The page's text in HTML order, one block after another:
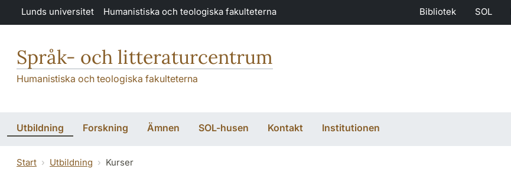
Hoppa till huvudinnehåll
Lunds universitet Humanistiska och teologiska fakulteterna Bibliotek SOL
Språk- och litteraturcentrum
Humanistiska och teologiska fakulteterna
Utbildning Forskning Ämnen SOL-husen Kontakt Institutionen
Start Utbildning Kurser